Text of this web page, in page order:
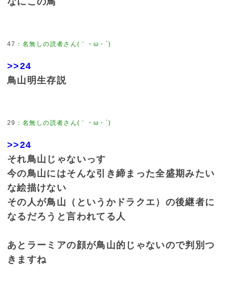
47 ：名無しの読者さん(｀・ω・´)
>>24
鳥山明生存説
29 ：名無しの読者さん(｀・ω・´)
>>24
それ鳥山じゃないっす
今の鳥山にはそんな引き締まった全盛期みたい
な絵描けない
その人が鳥山（というかドラクエ）の後継者に
なるだろうと言われてる人
あとラーミアの顔が鳥山的じゃないので判別つ
きますね